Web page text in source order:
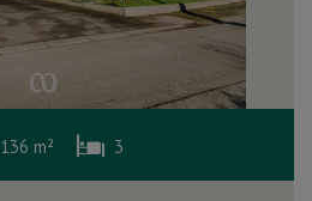
136 m² 3